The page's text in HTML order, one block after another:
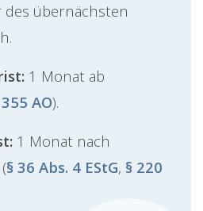
des übernächsten
1 Monat ab
AO).
1 Monat nach
§ 36 Abs. 4 EStG, § 220